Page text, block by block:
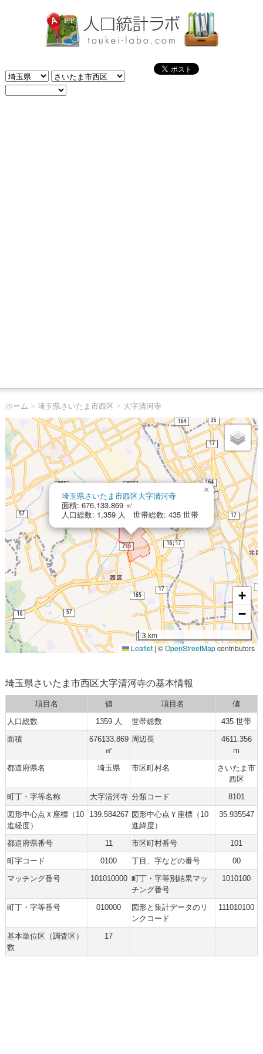
ホーム > 埼玉県さいたま市西区 > 大字清河寺
埼玉県さいたま市西区大字清河寺
面積: 676,133.869 ㎡
人口総数: 1,359 人 世帯総数: 435 世帯
×
+
−
3 km
Leaflet | ©OpenStreetMapcontributors
埼玉県さいたま市西区大字清河寺の基本情報
項目名 値 項目名
値
人口総数
1359 人 世帯総数
435 世帯
面積
676133.869
㎡
周辺長
4611.356
ｍ
都道府県名
埼玉県 市区町村名
さいたま市
西区
町丁・字等名称
大字清河寺 分類コード
8101
図形中心点Ｘ座標（10
進経度）
139.584267 図形中心点Ｙ座標（10
進緯度）
35.935547
都道府県番号 11 市区町村番号
101
町字コード
0100 丁目、字などの番号
00
マッチング番号
101010000 町丁・字等別結果マッ
チング番号
1010100
町丁・字等番号 010000
図形と集計データのリ
ンクコード
111010100
基本単位区（調査区）
数
17